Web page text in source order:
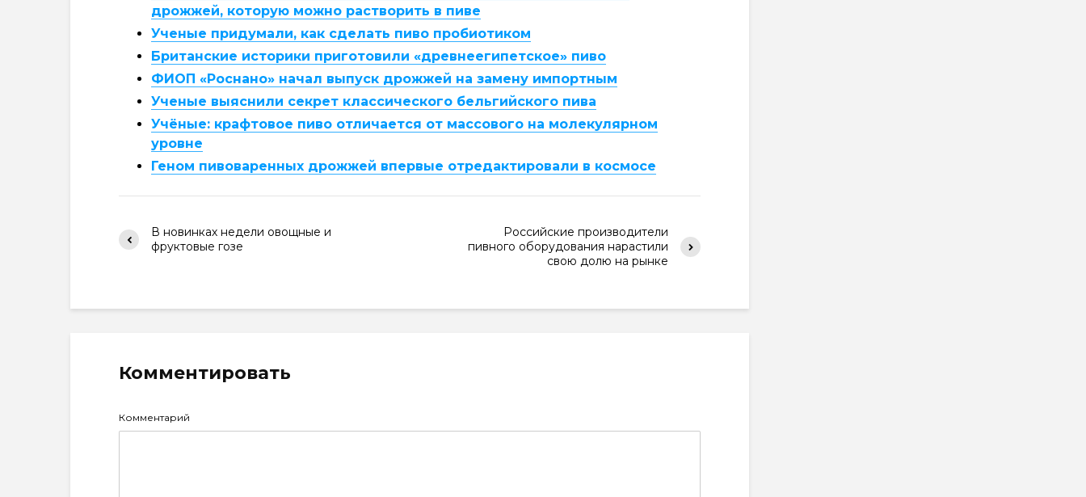
дрожжей, которую можно растворить в пиве
Ученые придумали, как сделать пиво пробиотиком
Британские историки приготовили «древнеегипетское» пиво
ФИОП «Роснано» начал выпуск дрожжей на замену импортным
Ученые выяснили секрет классического бельгийского пива
Учёные: крафтовое пиво отличается от массового на молекулярном
уровне
Геном пивоваренных дрожжей впервые отредактировали в космосе
В новинках недели овощные и
фруктовые гозе
Российские производители
пивного оборудования нарастили
свою долю на рынке
Комментировать
Комментарий